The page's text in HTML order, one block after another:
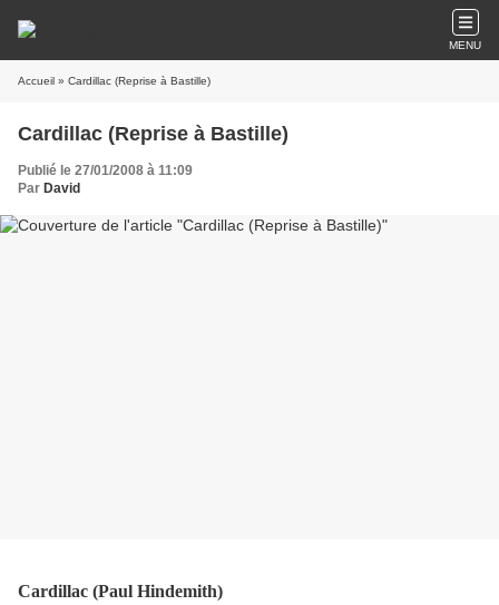
MENU
Accueil » Cardillac (Reprise à Bastille)
Cardillac (Reprise à Bastille)
Publié le 27/01/2008 à 11:09
Par David
Cardillac (Paul Hindemith)